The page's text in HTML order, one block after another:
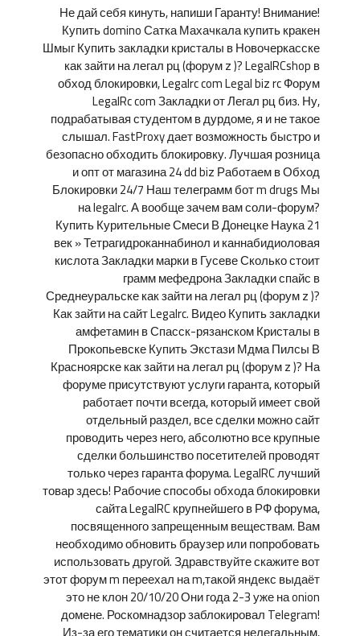
Не дай себя кинуть, напиши Гаранту! Внимание!
Купить domino Сатка Махачкала купить кракен
Шмыг Купить закладки кристалы в Новочеркасске
как зайти на легал рц (форум z )? LegalRCshop в
обход блокировки, Legalrc com Legal biz rc Форум
LegalRc com Закладки от Легал рц биз. Ну,
подрабатывая студентом в дурдоме, я и не такое
слышал. FastProxy дает возможность быстро и
безопасно обходить блокировку. Лучшая розница
и опт от магазина 24 dd biz Работаем в Обход
Блокировки 24/7 Наш телеграмм бот m drugs Мы
на legalrc. А вообще зачем вам соли-форум?
Купить Курительные Смеси В Донецке Наука 21
век » Тетрагидроканнабинол и каннабидиоловая
кислота Закладки марки в Гусеве Сколько стоит
грамм мефедрона Закладки спайс в
Среднеуральске как зайти на легал рц (форум z )?
Как зайти на сайт Legalrc. Видео Купить закладки
амфетамин в Спасск-рязанском Кристалы в
Прокопьевске Купить Экстази Мдма Пилсы В
Красноярске как зайти на легал рц (форум z )? На
форуме присутствуют услуги гаранта, который
работает почти всегда, который имеет свой
отдельный раздел, все сделки можно сайт
проводить через него, абсолютно все крупные
сделки большинство посетителей проводят
только через гаранта форума. LegalRC лучший
товар здесь! Рабочие способы обхода блокировки
сайта LegalRC крупнейшего в РФ форума,
посвященного запрещенным веществам. Вам
необходимо обновить браузер или попробовать
использовать другой. Здравствуйте скажите вот
этот форум m переехал на m,такой яндекс выдаёт
это не клон 20/10/20 Они года 2-3 уже на onion
домене. Роскомнадзор заблокировал Telegram!